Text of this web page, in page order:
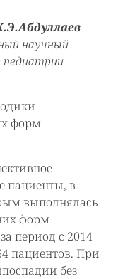
научный
педиатрии
форм
пациенты, в
выполнялась
форм
период с 2014
пациентов. При
без